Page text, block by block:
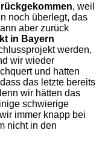
, weil
noch überlegt, das
aber zurück
in Bayern
werden,
wir wieder
und hatten
das letzte bereits
wir hätten das
schwierige
immer knapp bei
nicht in den